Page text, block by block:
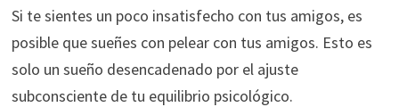
Si te sientes un poco insatisfecho con tus amigos, es
posible que sueñes con pelear con tus amigos. Esto es
solo un sueño desencadenado por el ajuste
subconsciente de tu equilibrio psicológico.